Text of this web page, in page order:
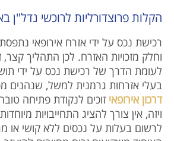
הקלות פרוצדורליות לרוכשי נדל"ן
רכישת נכס על ידי אזרח אירופאי
וחלק מזכויות האזרח. לכן התהליך קצר,
לעומת הדרך של רכישת נכס על ידי
בעלי אזרחות גרמנית למשל, שנהנים
דרכון אירופאי זוכים לנקודת פתיחה
ויזה, אין צורך להציג התחייבויות
לרשום בעלות על נכסים ללא קושי או